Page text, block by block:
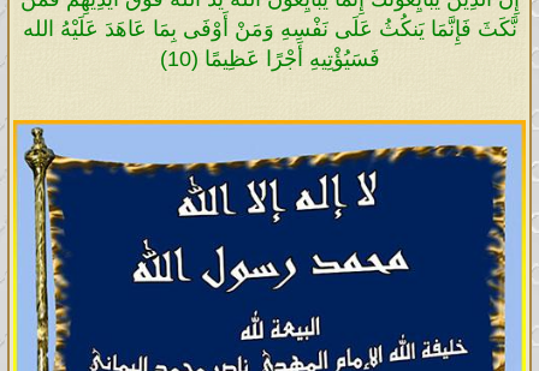
نَّكَثَ فَإِنَّمَا يَنكُثُ عَلَى نَفْسِهِ وَمَنْ أَوْفَى بِمَا عَاهَدَ عَلَيْهُ الله
فَسَيُؤْتِيهِ أَجْرًا عَظِيمًا (10)